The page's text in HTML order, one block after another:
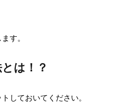
す。
は！？
しておいてください。